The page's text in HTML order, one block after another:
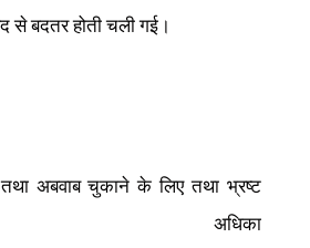
से बदतर होती चली गई।
अबवाब चुकाने के लिए तथा भ्रष्ट
अधिका